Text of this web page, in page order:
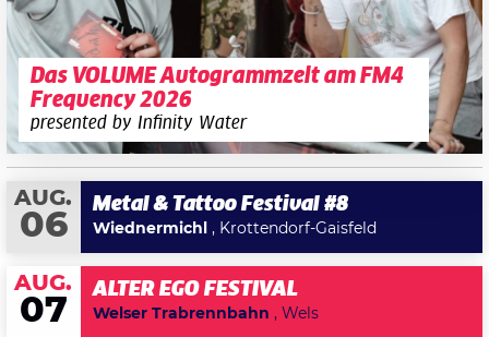
Das VOLUME Autogrammzelt am FM4
Frequency 2026
presented by Infinity Water
AUG.
06
Metal & Tattoo Festival #8
Wiednermichl , Krottendorf-Gaisfeld
AUG.
07
ALTER EGO FESTIVAL
Welser Trabrennbahn , Wels